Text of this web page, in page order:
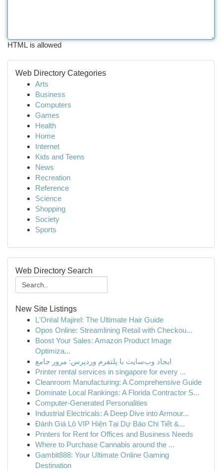
HTML is allowed
Web Directory Categories
Arts
Business
Computers
Games
Health
Home
Internet
Kids and Teens
News
Recreation
Reference
Science
Shopping
Society
Sports
Web Directory Search
New Site Listings
L'Oréal Majirel: The Ultimate Hair Guide
Opos Online: Streamlining Retail with Checkou...
Boost Your Sales: Amazon Product Image
Optimiza...
ایجاد وب‌سایت با پلتفرم وردپرس: مرور جامع
Printer rental services in singapore for every ...
Cleanroom Manufacturing: A Comprehensive Guide
Dominate Local Rankings: A Florida Contractor S...
Computer-Generated Personalities
Industrial Electricals: A Deep Dive into Armour...
Đánh Giá Lô VIP Hiện Tại Dự Báo Chi Tiết &...
Printers for Rent for Offices and Business Needs
Where to Purchase Cannabis around the ...
Gambit888: Your Ultimate Online Gaming
Destination